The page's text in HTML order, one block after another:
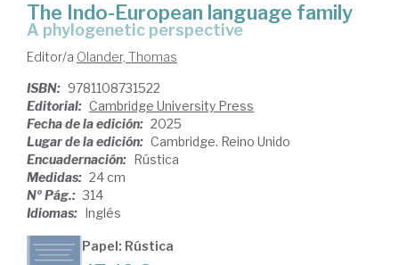
The Indo-European language family
a phylogenetic perspective
Editor/a Olander, Thomas
ISBN: 9781108731522
Editorial: Cambridge University Press
Fecha de la edición: 2025
Lugar de la edición: Cambridge. Reino Unido
Encuadernación: Rústica
Medidas: 24 cm
Nº Pág.: 314
Idiomas: Inglés
Papel: Rústica